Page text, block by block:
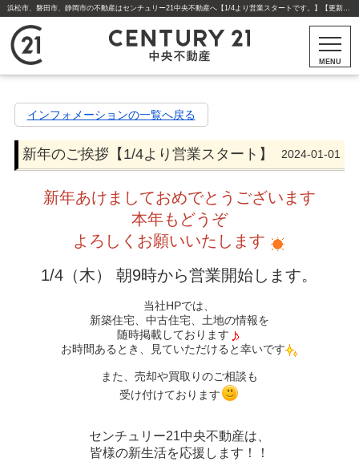
浜松市、磐田市、静岡市の不動産はセンチュリー21中央不動産へ【1/4より営業スタートです。】【更新】新年のご挨拶【1/4より営業スタート】 | 浜松市・磐田市・静岡市・焼津市・藤枝市・豊川市・豊橋市の不動産はセンチュリー21中央不動産
MENU
インフォメーションの一覧へ戻る
新年のご挨拶【1/4より営業スタート】 2024-01-01
新年あけましておめでとうございます
本年もどうぞ
よろしくお願いいたします
1/4（木） 朝9時から営業開始します。
当社HPでは、
新築住宅、中古住宅、土地の情報を
随時掲載しております
お時間あるとき、見ていただけると幸いです
また、売却や買取りのご相談も
受け付けております
センチュリー21中央不動産は、
皆様の新生活を応援します！！